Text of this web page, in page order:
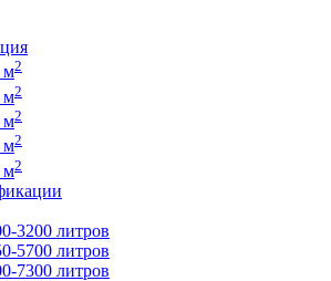
м2
м2
м2
м2
м2
3200 литров
5700 литров
7300 литров